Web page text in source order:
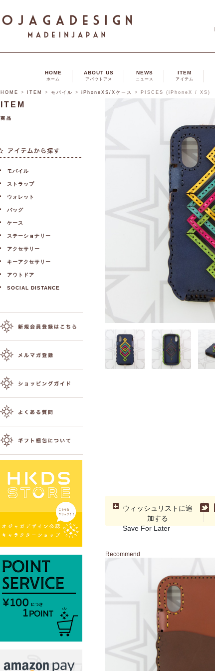
HOME
ホーム
ABOUT US
アバウトアス
NEWS
ニュース
ITEM
アイテム
HOME > ITEM > モバイル > iPhoneXS/Xケース > PISCES (iPhoneX / XS)
ウィッシュリストに追
加する
Save For Later
Recommend
ITEM
商品
モバイル
ストラップ
ウォレット
バッグ
ケース
ステーショナリー
アクセサリー
キーアクセサリー
アウトドア
SOCIAL DISTANCE